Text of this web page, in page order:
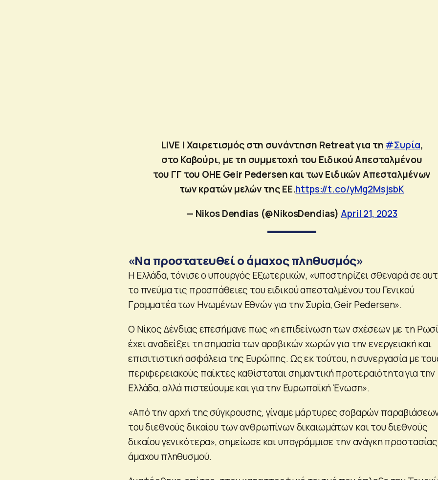
LIVE | Χαιρετισμός στη συνάντηση Retreat για τη#Συρία,
στο Καβούρι, με τη συμμετοχή του Ειδικού Απεσταλμένου
του ΓΓ του ΟΗΕ Geir Pedersen και των Ειδικών Απεσταλμένων
των κρατών μελών της ΕΕ.https://t.co/yMg2MsjsbK
— Nikos Dendias (@NikosDendias)April 21, 2023
«Να προστατευθεί ο άμαχος πληθυσμός»
Η Ελλάδα, τόνισε ο υπουργός Εξωτερικών, «υποστηρίζει σθεναρά σε
το πνεύμα τις προσπάθειες του ειδικού απεσταλμένου του Γενικού
Γραμματέα των Ηνωμένων Εθνών για την Συρία, Geir Pedersen».
Ο Νίκος Δένδιας επεσήμανε πως «η επιδείνωση των σχέσεων με τη
έχει αναδείξει τη σημασία των αραβικών χωρών για την ενεργειακή και
επισιτιστική ασφάλεια της Ευρώπης. Ως εκ τούτου, η συνεργασία με
περιφερειακούς παίκτες καθίσταται σημαντική προτεραιότητα για την
Ελλάδα, αλλά πιστεύουμε και για την Ευρωπαϊκή Ένωση».
«Από την αρχή της σύγκρουσης, γίναμε μάρτυρες σοβαρών
του διεθνούς δικαίου των ανθρωπίνων δικαιωμάτων και του διεθνούς
δικαίου γενικότερα», σημείωσε και υπογράμμισε την ανάγκη
άμαχου πληθυσμού.